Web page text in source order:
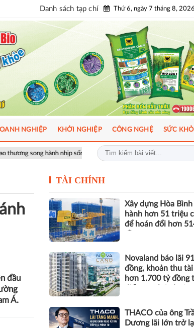
Danh sách tạp chí Thứ 6, ngày 7 tháng 8,
nhịp sống toàn cầu ICFM 2026: Đột phá mới trong
NGHIỆP KHỞI NGHIỆP CÔNG NGHỆ SỨC
đầu
Á.
TÀI CHÍNH
Xây dựng Hòa
hành hơn 51 triệu
để hoán đổi hơn
Novaland báo lãi
đồng, khoản thu
hơn 1.700 tỷ đồng
THACO của ông
Dương lãi lớn trở